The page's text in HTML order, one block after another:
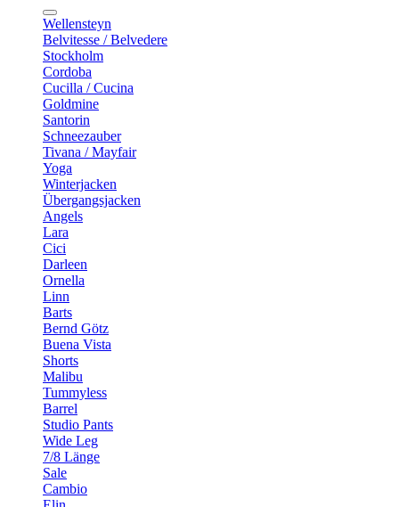
Wellensteyn
Belvitesse / Belvedere
Stockholm
Cordoba
Cucilla / Cucina
Goldmine
Santorin
Schneezauber
Tivana / Mayfair
Yoga
Winterjacken
Übergangsjacken
Angels
Lara
Cici
Darleen
Ornella
Linn
Barts
Bernd Götz
Buena Vista
Shorts
Malibu
Tummyless
Barrel
Studio Pants
Wide Leg
7/8 Länge
Sale
Cambio